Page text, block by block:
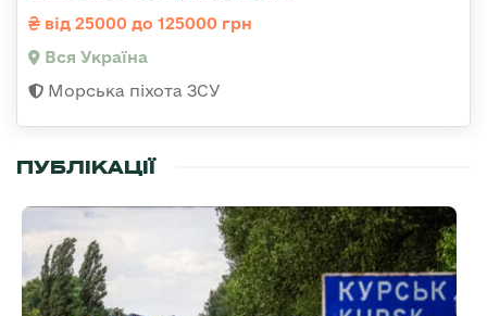
від 25000 до 125000 грн
Вся Україна
Морська піхота ЗСУ
ПУБЛІКАЦІЇ